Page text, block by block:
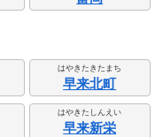
はやきたきたまち
早来北町
はやきたしんえい
早来新栄